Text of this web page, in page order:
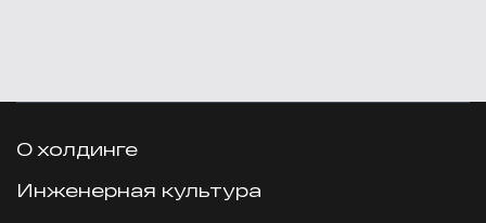
О холдинге
Инженерная культура